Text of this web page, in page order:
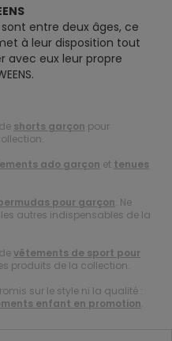
entre deux âges, ce
à leur disposition tout
avec eux leur propre
shorts garçon pour
ado garçon et tenues
pour garçon. Ne
autres indispensables de la
vêtements de sport pour
produits de la collection.
sur le style ni la qualité :
enfant en promotion.